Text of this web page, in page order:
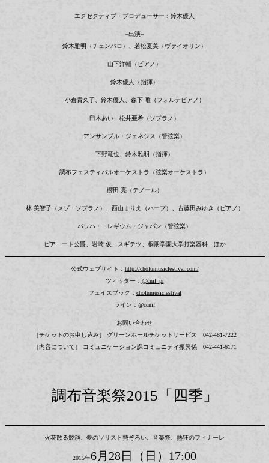
エグゼクティブ・プロデューサー：鈴木優人
–出演–
鈴木雅明（チェンバロ）、若松夏美（ヴァイオリン）
山下洋輔（ピアノ）
鈴木優人（指揮）
小倉貴久子、鈴木優人、森下 唯（フォルテピアノ）
臼木あい、松井亜希（ソプラノ）
アンサンブル・ジェネシス（管弦楽）
下野竜也、鈴木雅明（指揮）
調布フェスティバルオーケストラ（弦楽オーケストラ）
櫻田 亮（テノール）
林 美智子（メゾ・ソプラノ）、西山まりえ（ハープ）、古藤田みゆき（ピアノ）
バッハ・コレギウム・ジャパン（管弦楽）
ピアニート公爵、岩崎 俊、スギテツ、桐朋学園大学打楽器科 ほか
公式ウェブサイト： http://chofumusicfestival.com/
ツィッター： @cmf_pr
フェイスブック： chofumusicfestival
ライン：@ccmf
お問い合わせ
［チケットのお申し込み］ グリーンホールチケットサービス 042-481-7222
［内容について］ コミュニケーション課コミュニティ振興係 042-441-6171
調布音楽祭2015「四季」
火花散る競演、夢のソリスト勢ぞろい。音楽祭、熱狂のフィナーレ
2015年6月28日（日）17:00